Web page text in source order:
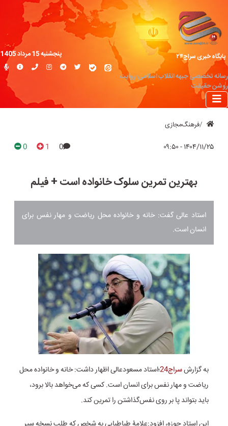
پایگاه خبری سراج۲۴
رسانه تخصصی جبهه انقلاب اسلامی؛ روایت
روشن حقیقت
پنجشنبه 15 مرداد 1405
فرهنگ‌مجازی
۱۴۰۴/۱۱/۲۵ - ۰۹:۵۰ 0
1
0
بهترین تمرین سلوک خانواده است + فیلم
استاد عالی گفت: خانه و خانواده محل ریاضت و مهار نفس برای
انسان است.
به گزارشسراج24
؛استاد مسعودعالی اظهار داشت: خانه و خانواده محل
ریاضت و مهار نفس برای انسان است. کسی که می‌خواهد بالا برود،
باید بتواند پا بر روی نفس‌گذاشتن را تمرین کند.